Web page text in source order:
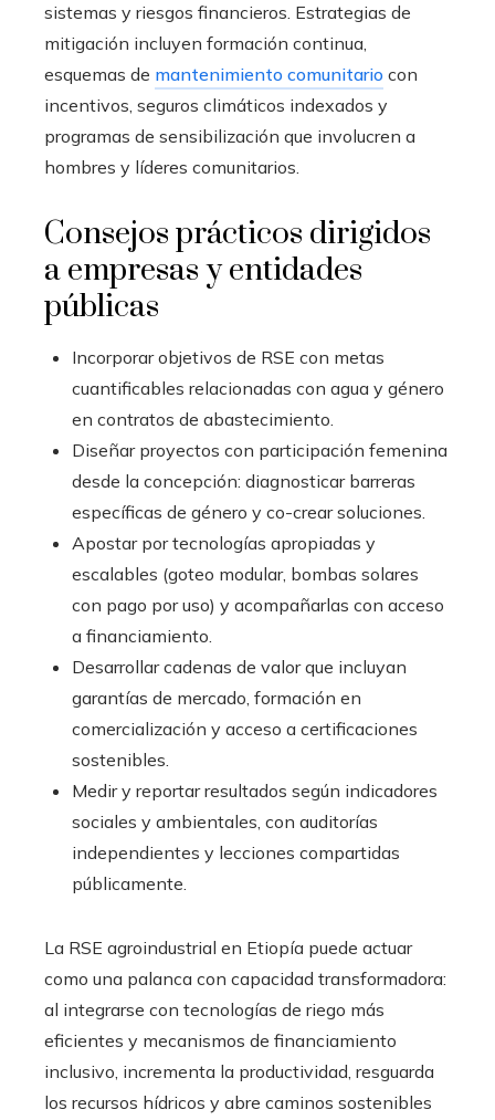
sistemas y riesgos financieros. Estrategias de
mitigación incluyen formación continua,
esquemas de mantenimiento comunitario con
incentivos, seguros climáticos indexados y
programas de sensibilización que involucren a
hombres y líderes comunitarios.
Consejos prácticos dirigidos
a empresas y entidades
públicas
Incorporar objetivos de RSE con metas
cuantificables relacionadas con agua y género
en contratos de abastecimiento.
Diseñar proyectos con participación femenina
desde la concepción: diagnosticar barreras
específicas de género y co-crear soluciones.
Apostar por tecnologías apropiadas y
escalables (goteo modular, bombas solares
con pago por uso) y acompañarlas con acceso
a financiamiento.
Desarrollar cadenas de valor que incluyan
garantías de mercado, formación en
comercialización y acceso a certificaciones
sostenibles.
Medir y reportar resultados según indicadores
sociales y ambientales, con auditorías
independientes y lecciones compartidas
públicamente.
La RSE agroindustrial en Etiopía puede actuar
como una palanca con capacidad transformadora:
al integrarse con tecnologías de riego más
eficientes y mecanismos de financiamiento
inclusivo, incrementa la productividad, resguarda
los recursos hídricos y abre caminos sostenibles